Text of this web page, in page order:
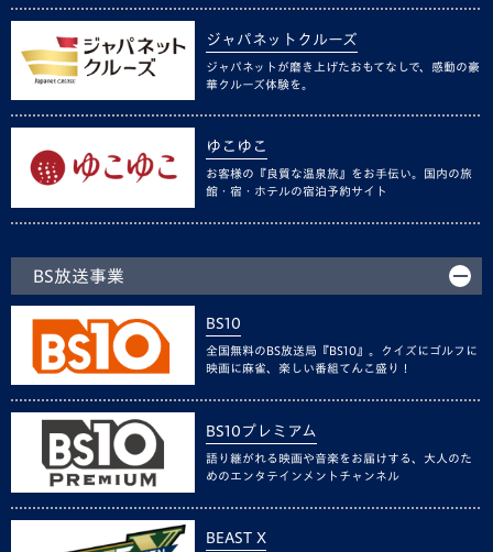
ジャパネットクルーズ
ジャパネットが磨き上げたおもてなしで、感動の豪
華クルーズ体験を。
ゆこゆこ
お客様の『良質な温泉旅』をお手伝い。国内の旅
館・宿・ホテルの宿泊予約サイト
BS放送事業
BS10
全国無料のBS放送局『BS10』。クイズにゴルフに
映画に麻雀、楽しい番組てんこ盛り！
BS10プレミアム
語り継がれる映画や音楽をお届けする、大人のた
めのエンタテインメントチャンネル
BEAST X